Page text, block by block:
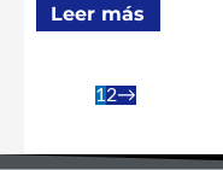
Leer más
12→